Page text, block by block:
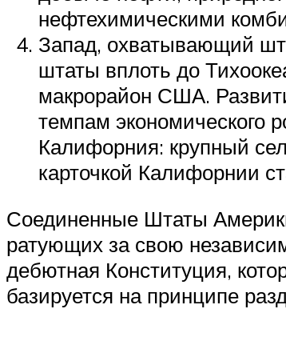
нефтехимическими
Запад, охватывающий
штаты вплоть до
макрорайон США.
темпам экономического
Калифорния: крупный
карточкой Калифорнии
Соединенные Штаты
ратующих за свою
дебютная Конституция,
базируется на принципе